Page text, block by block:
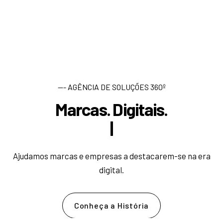
--- AGÊNCIA DE SOLUÇÕES 360º
Marcas. Digitais.
es
Ajudamos marcas e empresas a destacarem-se na era
digital.
Conheça a História